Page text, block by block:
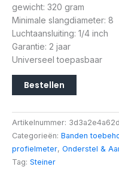
gewicht: 320 gram
Minimale slangdiameter: 8
Luchtaansluiting: 1/4 inch
Garantie: 2 jaar
Universeel toepasbaar
Bestellen
Artikelnummer:
Categorieën: Banden
profielmeter, Onderstel &
Tag: Steiner